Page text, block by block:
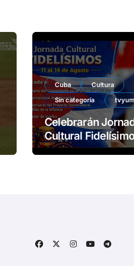
Cuba
Cultura
Sin categoría
Celebrarán
Cultural Fidelísimos
Matanzas